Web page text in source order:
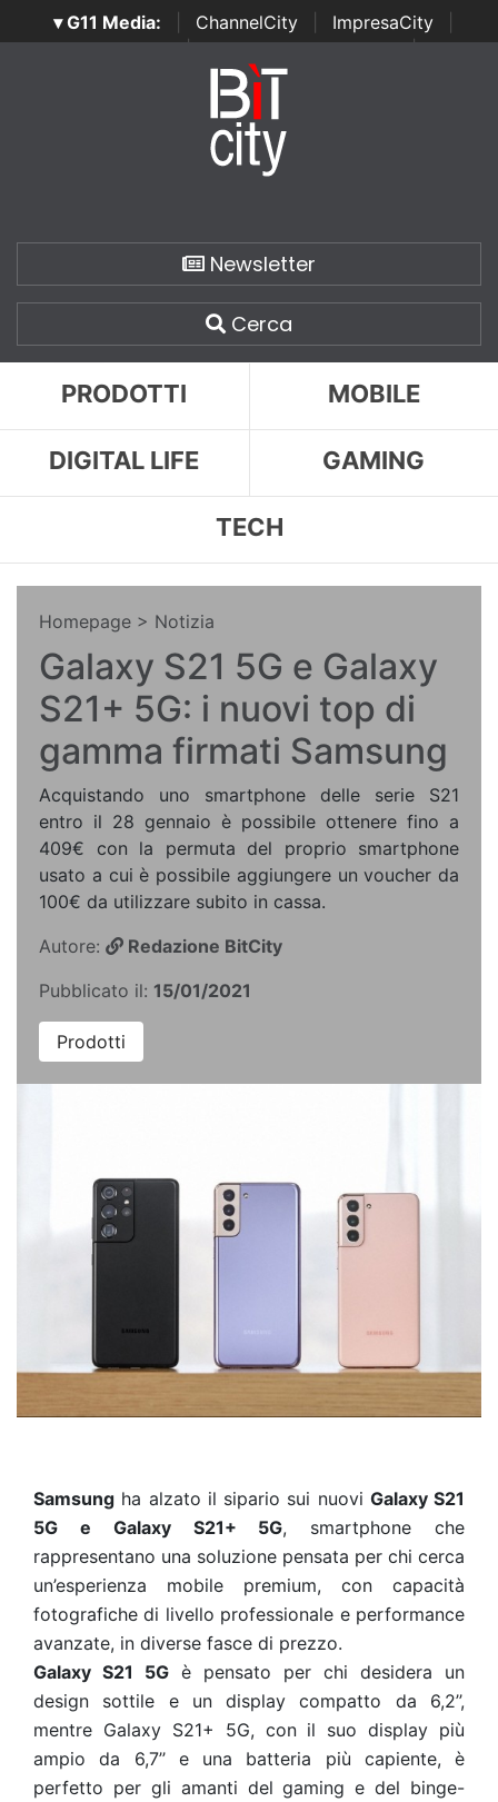
▾ G11 Media: ChannelCity ImpresaCity
SecurityOpenLab | Italian Channel Awards | Italian
Italian Security Awards
Newsletter
Cerca
PRODOTTI MOBILE
DIGITAL LIFE GAMING
TECH
Homepage > Notizia
Galaxy S21 5G e Galaxy
S21+ 5G: i nuovi top di
gamma firmati Samsung
Acquistando uno smartphone delle serie S21
entro il 28 gennaio è possibile ottenere fino a
409€ con la permuta del proprio smartphone
usato a cui è possibile aggiungere un voucher da
100€ da utilizzare subito in cassa.
Autore:
Redazione BitCity
Pubblicato il: 15/01/2021
Prodotti
Samsung ha alzato il sipario sui nuovi Galaxy S21
5G e Galaxy S21+ 5G, smartphone che
rappresentano una soluzione pensata per chi cerca
un’esperienza mobile premium, con capacità
fotografiche di livello professionale e performance
avanzate, in diverse fasce di prezzo.
Galaxy S21 5G è pensato per chi desidera un
design sottile e un display compatto da 6,2’’,
mentre Galaxy S21+ 5G, con il suo display più
ampio da 6,7’’ e una batteria più capiente, è
perfetto per gli amanti del gaming e del binge-